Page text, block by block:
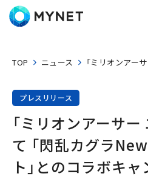
TOP ニュース 「ミリオンアー
プレスリリース
「ミリオンアーサー
て 「閃乱カグラ
ト」とのコラボキャ